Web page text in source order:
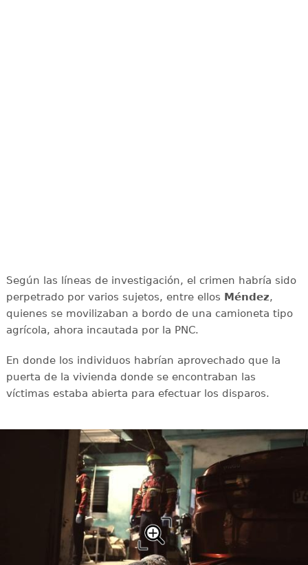
Según las líneas de investigación, el crimen habría sido
perpetrado por varios sujetos, entre ellos Méndez,
quienes se movilizaban a bordo de una camioneta tipo
agrícola, ahora incautada por la PNC.
En donde los individuos habrían aprovechado que la
puerta de la vivienda donde se encontraban las
víctimas estaba abierta para efectuar los disparos.